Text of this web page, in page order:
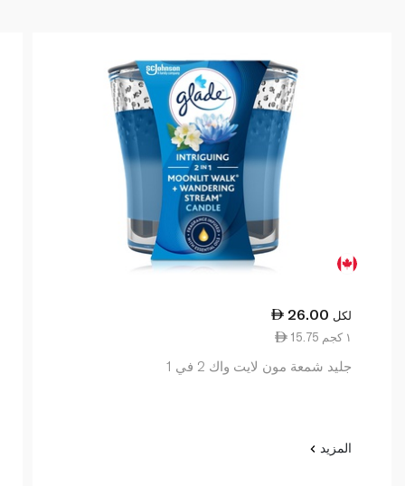
26.00 لكل
15.75 ١ كجم
جليد شمعة مون لايت واك 2 في 1
المزيد